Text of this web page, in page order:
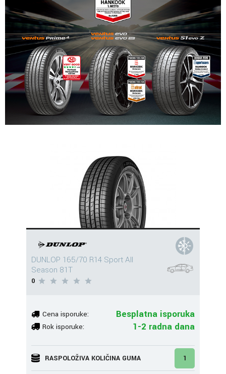
DUNLOP 165/70 R14 Sport All
Season 81T
0
Cena isporuke: Besplatna isporuka
Rok isporuke: 1-2 radna dana
RASPOLOŽIVA KOLIČINA GUMA 1